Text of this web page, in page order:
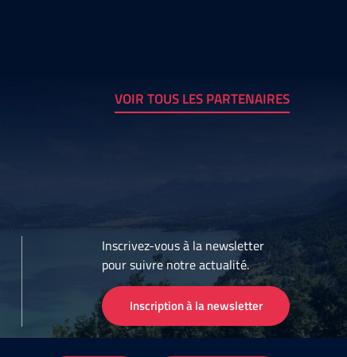
VOIR TOUS LES PARTENAIRES
Inscrivez-vous à la newsletter
pour suivre notre actualité.
Inscription à la newsletter